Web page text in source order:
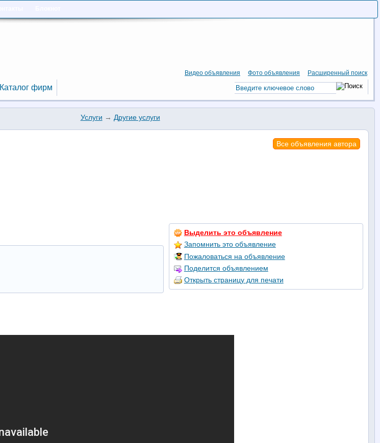
Видео объявления Фото объявления Расширенный поиск
Каталог фирм
Услуги → Другие услуги
Все объявления автора
Выделить это объявление
Запомнить это объявление
Пожаловаться на объявление
Поделится объявлением
Открыть страницу для печати